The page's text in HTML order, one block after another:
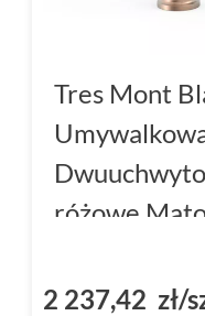
Tres Mont
różowe
2 237,42 zł/